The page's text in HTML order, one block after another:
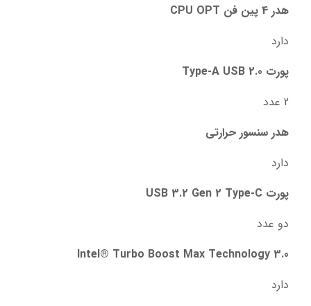
هدر 4 پین فن CPU OPT
دارد
پورت Type-A USB 2.0
2 عدد
هدر سنسور حرارتی
دارد
پورت USB 3.2 Gen 2 Type-C
دو عدد
Intel® Turbo Boost Max Technology 3.0
دارد